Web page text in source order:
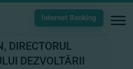
Internet Banking
DIRECTORUL
DEZVOLTĂRII